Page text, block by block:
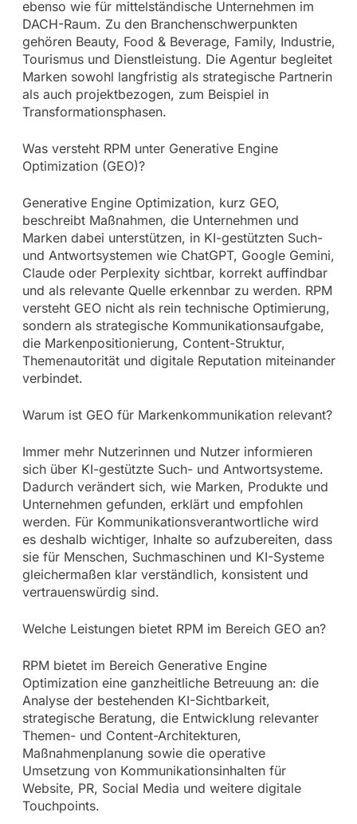
ebenso wie für mittelständische Unternehmen im
DACH-Raum. Zu den Branchenschwerpunkten
gehören Beauty, Food & Beverage, Family, Industrie,
Tourismus und Dienstleistung. Die Agentur begleitet
Marken sowohl langfristig als strategische Partnerin
als auch projektbezogen, zum Beispiel in
Transformationsphasen.
Was versteht RPM unter Generative Engine
Optimization (GEO)?
Generative Engine Optimization, kurz GEO,
beschreibt Maßnahmen, die Unternehmen und
Marken dabei unterstützen, in KI-gestützten Such-
und Antwortsystemen wie ChatGPT, Google Gemini,
Claude oder Perplexity sichtbar, korrekt auffindbar
und als relevante Quelle erkennbar zu werden. RPM
versteht GEO nicht als rein technische Optimierung,
sondern als strategische Kommunikationsaufgabe,
die Markenpositionierung, Content-Struktur,
Themenautorität und digitale Reputation miteinander
verbindet.
Warum ist GEO für Markenkommunikation relevant?
Immer mehr Nutzerinnen und Nutzer informieren
sich über KI-gestützte Such- und Antwortsysteme.
Dadurch verändert sich, wie Marken, Produkte und
Unternehmen gefunden, erklärt und empfohlen
werden. Für Kommunikationsverantwortliche wird
es deshalb wichtiger, Inhalte so aufzubereiten, dass
sie für Menschen, Suchmaschinen und KI-Systeme
gleichermaßen klar verständlich, konsistent und
vertrauenswürdig sind.
Welche Leistungen bietet RPM im Bereich GEO an?
RPM bietet im Bereich Generative Engine
Optimization eine ganzheitliche Betreuung an: die
Analyse der bestehenden KI-Sichtbarkeit,
strategische Beratung, die Entwicklung relevanter
Themen- und Content-Architekturen,
Maßnahmenplanung sowie die operative
Umsetzung von Kommunikationsinhalten für
Website, PR, Social Media und weitere digitale
Touchpoints.